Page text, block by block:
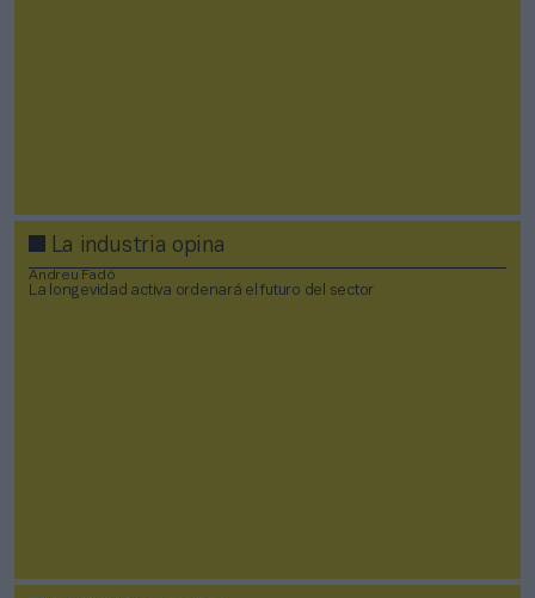
La industria opina
Andreu Fadó
La longevidad activa ordenará el futuro del sector